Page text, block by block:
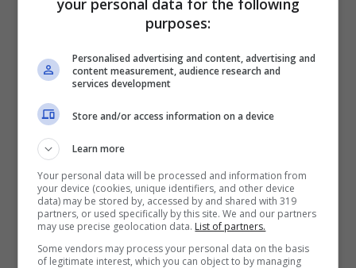
Nel 2024 la Rete sismica nazionale (Rsn)
ha localizzato alcuni eventi di magnitudo
pari a 0.0 e addirittura uno di magnitudo
negativa (-0.1). Quest’ultimo è stato
rilevato il 30 settembre a pochi chilometri
da Scheggia, al confine tra Umbria e
Marche. In questo settore dell’Appennino
l’Ingvdispone di una rete di sismometri
molto fitta, che consente di localizzare
your personal data for the following
purposes:
Personalised advertising and content, advertising and
content measurement, audience research and
services development
Store and/or access information on a device
Learn more
Your personal data will be processed and information from
your device (cookies, unique identifiers, and other device
data) may be stored by, accessed by and shared with 319
partners, or used specifically by this site. We and our partners
may use precise geolocation data. List of partners.
Some vendors may process your personal data on the basis
of legitimate interest, which you can object to by managing